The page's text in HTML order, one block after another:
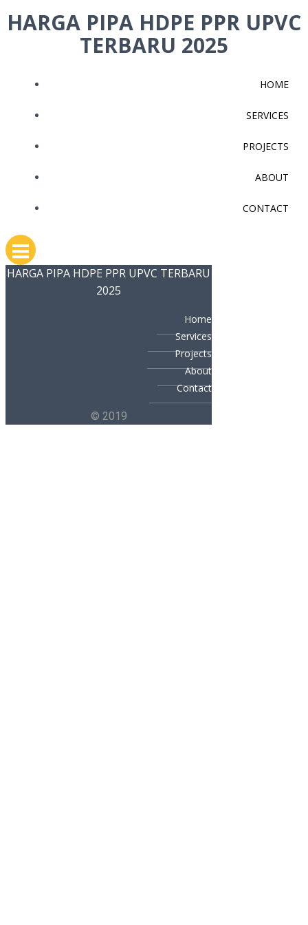
Skip
to
HARGA PIPA HDPE PPR UPVC
TERBARU 2025
HOME
SERVICES
PROJECTS
ABOUT
CONTACT
HARGA PIPA HDPE PPR UPVC TERBARU
2025
Home
Services
Projects
About
Contact
© 2019